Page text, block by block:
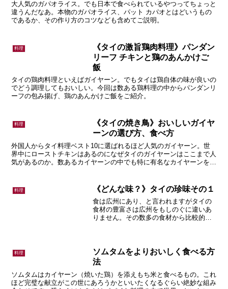
大人気のガパオライス。でも日本で食べられているやつってちょっと
違うんだなあ。本物のガパオライス、パット カパオとはどいうもの
であるか、その作り方のコツなども含めてご説明。
料理
《タイの激旨鶏肉料理》パンダン
リーフ チキンと鶏のあんかけご
飯
タイの鶏肉料理といえばガイヤーン。でもタイは鶏自体の味が良いの
でどう調理してもおいしい。今回は数ある鶏料理の中からパンダンリ
ーフの包み揚げ、鶏のあんかけご飯をご紹介。
料理
《タイの焼き鳥》おいしいガイヤ
ーンの選び方、食べ方
外国人からタイ料理ベスト10に選ばれるほど人気のガイヤーン。世
界中にローストチキンはあるのになぜタイのガイヤーンはここまで人
気があるのか。数あるカイヤーンの中でも特に有名なカイヤーンをご
料理 《どんな味？》タイの珍味その１
食は広州にあり、と言われますがタイの
食材の豊富さは広州をもしのぐに違いあ
りません。その数多の食材から比較的日
料理
ソムタムをよりおいしく食べる方
法
ソムタムはカイヤーン（焼いた鶏）を添えもち米と食べるもの。これ
ほど完璧な献立がこの世にあろうかといいたくなるぐらい絶妙な組み